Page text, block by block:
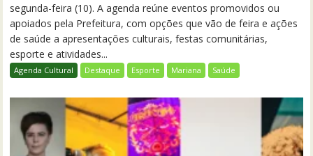
segunda-feira (10). A agenda reúne eventos promovidos ou
apoiados pela Prefeitura, com opções que vão de feira e ações
de saúde a apresentações culturais, festas comunitárias,
esporte e atividades...
Agenda Cultural Destaque Esporte Mariana Saúde